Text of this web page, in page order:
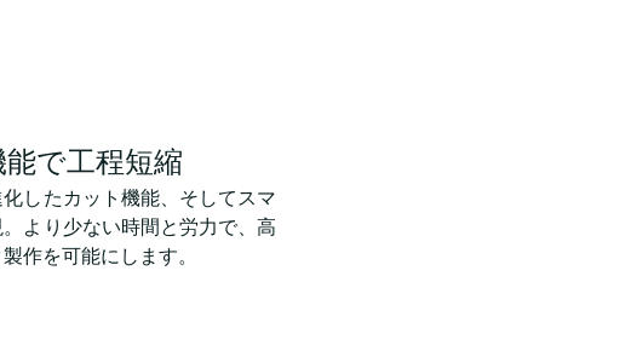
で工程短縮
したカット機能、そしてスマ
より少ない時間と労力で、高
作を可能にします。